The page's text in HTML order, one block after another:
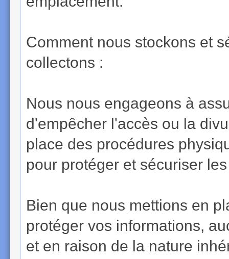
Comment nous stockons et
collectons :
Nous nous engageons à
d'empêcher l'accès ou la
place des procédures
pour protéger et sécuriser
Bien que nous mettions en
protéger vos informations,
et en raison de la nature